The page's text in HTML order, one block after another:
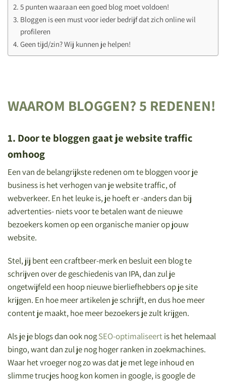
5 punten waaraan een goed blog moet voldoen!
Bloggen is een must voor ieder bedrijf dat zich online wil
profileren
Geen tijd/zin? Wij kunnen je helpen!
WAAROM BLOGGEN? 5 REDENEN!
1. Door te bloggen gaat je website traffic
omhoog
Een van de belangrijkste redenen om te bloggen voor je
business is het verhogen van je website traffic, of
webverkeer. En het leuke is, je hoeft er -anders dan bij
advertenties- niets voor te betalen want de nieuwe
bezoekers komen op een organische manier op jouw
website.
Stel, jij bent een craftbeer-merk en besluit een blog te
schrijven over de geschiedenis van IPA, dan zul je
ongetwijfeld een hoop nieuwe bierliefhebbers op je site
krijgen. En hoe meer artikelen je schrijft, en dus hoe meer
content je maakt, hoe meer bezoekers je zult krijgen.
Als je je blogs dan ook nogSEO-optimaliseertis het helemaal
bingo, want dan zul je nog hoger ranken in zoekmachines.
Waar het vroeger nog zo was dat je met lege inhoud en
slimme trucjes hoog kon komen in google, is google de